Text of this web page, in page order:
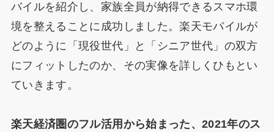
バイルを紹介し、家族全員が納得できるスマホ環
境を整えることに成功しました。楽天モバイルが
どのように「現役世代」と「シニア世代」の双方
にフィットしたのか、その実像を詳しくひもとい
ていきます。
楽天経済圏のフル活用から始まった、2021年のス